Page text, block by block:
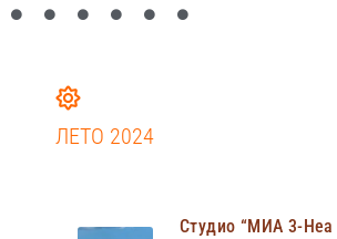
ЛЕТО 2024
Студио “МИА 3-Неа